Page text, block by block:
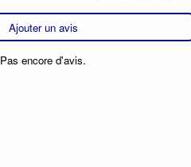
Ajouter un avis
Pas encore d'avis.